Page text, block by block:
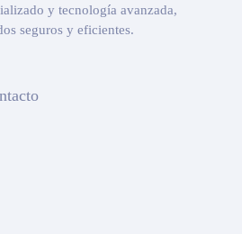
y tecnología avanzada,
seguros y eficientes.